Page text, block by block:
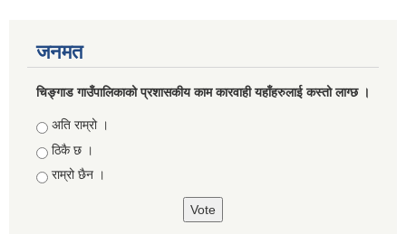
जनमत
चिङ्गाड गाउँपालिकाको प्रशासकीय काम कारवाही यहाँहरुलाई कस्तो लाग्छ ।
Choices
अति राम्रो ।
ठिकै छ ।
राम्रो छैन ।